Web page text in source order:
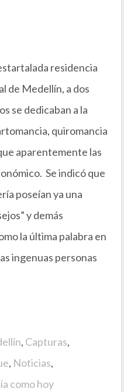
residencia
de Medellín, a dos
se dedicaban a la
quiromancia
aparentemente las
Se indicó que
poseían ya una
y demás
la última palabra en
ingenuas personas
, Capturas,
, Noticias,
como hoy